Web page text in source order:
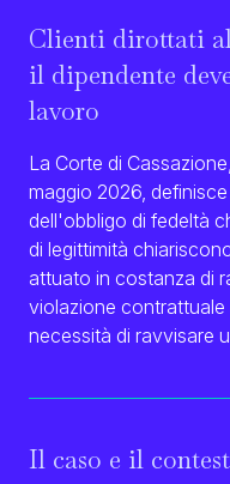
Newsroom
Eng
Clienti dirottati
il dipendente
lavoro
La Corte di
maggio 2026,
dell'obbligo di fedeltà
di legittimità
attuato in costanza di
violazione
necessità di ravvisare
Il caso e il